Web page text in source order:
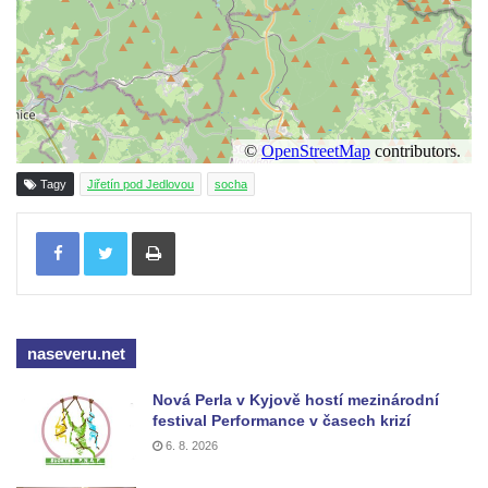
Budějovicích
Socha svatého Vincence Ferrerského na
nádvoří kláštera dominikánů v Českých
Budějovicích
Socha svatého Zachariáše na nádvoří
kláštera dominikánů v Českých
Budějovicích
dominikánů v Českých Budějovicích
kláštera dominikánů v Českých
Budějovicích
Sousoší Kalvárie před klášterem
dominikánů u Piaristického náměstí v
Tagy Jiřetín pod Jedlovou socha
Tisknout
naseveru.net
Nová Perla v Kyjově hostí mezinárodní
festival Performance v časech krizí
6. 8. 2026